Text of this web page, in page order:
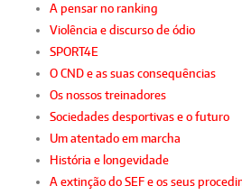
A pensar no ranking
Violência e discurso de ódio
SPORT4E
O CND e as suas consequências
Os nossos treinadores
Sociedades desportivas e o futuro
Um atentado em marcha
História e longevidade
A extinção do SEF e os seus